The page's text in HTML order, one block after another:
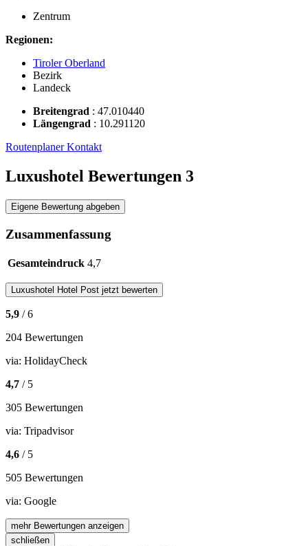
Zentrum
Regionen:
Tiroler Oberland
Bezirk
Landeck
Breitengrad : 47.010440
Längengrad : 10.291120
RoutenplanerKontakt
Luxushotel Bewertungen 3
Eigene Bewertung abgeben
Zusammenfassung
Gesamteindruck 4,7
Luxushotel Hotel Post jetzt bewerten
5,9 / 6
204 Bewertungen
via: HolidayCheck
4,7 / 5
305 Bewertungen
via: Tripadvisor
4,6 / 5
505 Bewertungen
via: Google
mehr Bewertungen anzeigen
schließen